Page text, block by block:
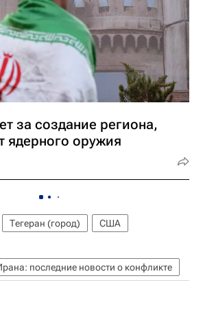
за создание региона,
ядерного оружия
Тегеран (город)
США
последние новости о конфликте